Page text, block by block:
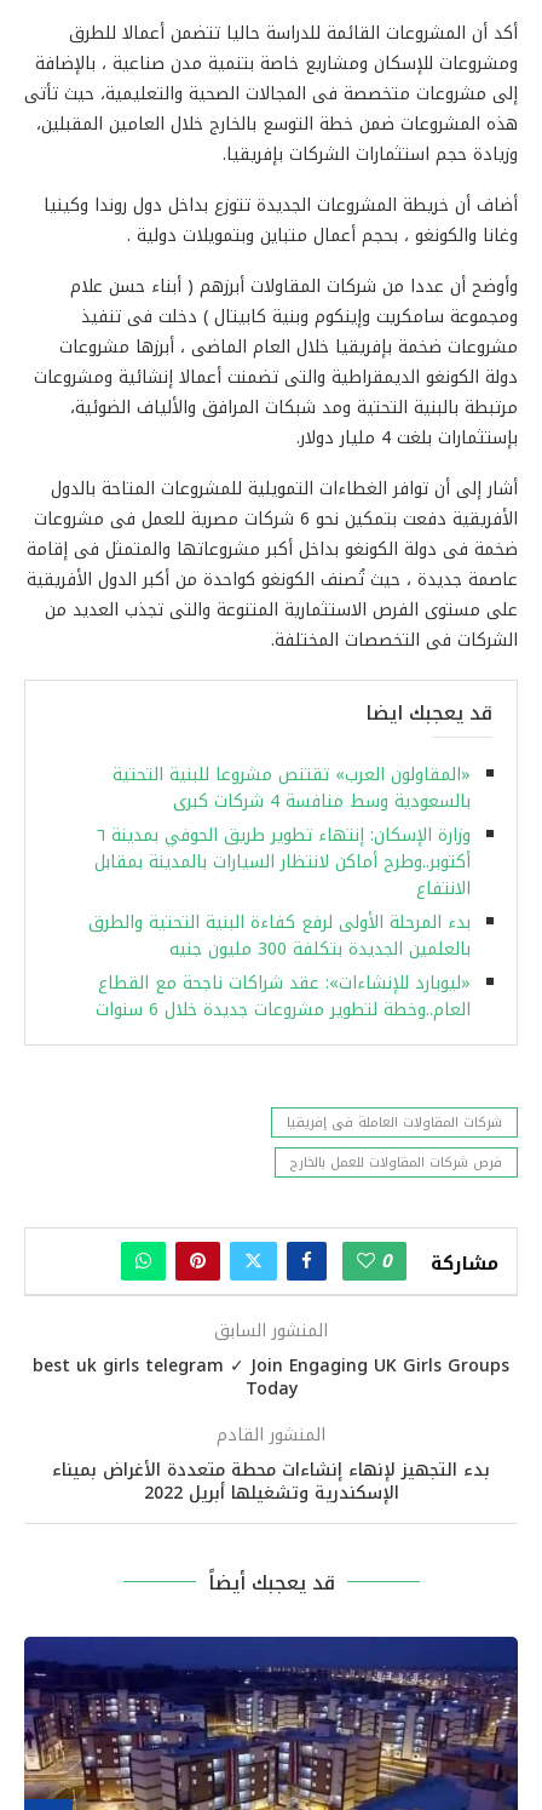
أكد أن المشروعات القائمة للدراسة حاليا تتضمن أعمالا للطرق
ومشروعات للإسكان ومشاريع خاصة بتنمية مدن صناعية ، بالإضافة
إلى مشروعات متخصصة فى المجالات الصحية والتعليمية، حيث تأتى
هذه المشروعات ضمن خطة التوسع بالخارج خلال العامين المقبلين،
وزيادة حجم استثمارات الشركات بإفريقيا.
أضاف أن خريطة المشروعات الجديدة تتوزع بداخل دول روندا وكينيا
وغانا والكونغو ، بحجم أعمال متباين وبتمويلات دولية .
وأوضح أن عددا من شركات المقاولات أبرزهم ( أبناء حسن علام
ومجموعة سامكريت وإينكوم وبنية كابيتال ) دخلت فى تنفيذ
مشروعات ضخمة بإفريقيا خلال العام الماضى ، أبرزها مشروعات
دولة الكونغو الديمقراطية والتى تضمنت أعمالا إنشائية ومشروعات
مرتبطة بالبنية التحتية ومد شبكات المرافق والألياف الضوئية،
بإستثمارات بلغت 4 مليار دولار.
أشار إلى أن توافر الغطاءات التمويلية للمشروعات المتاحة بالدول
الأفريقية دفعت بتمكين نحو 6 شركات مصرية للعمل فى مشروعات
ضخمة فى دولة الكونغو بداخل أكبر مشروعاتها والمتمثل فى إقامة
عاصمة جديدة ، حيث تُصنف الكونغو كواحدة من أكبر الدول الأفريقية
على مستوى الفرص الاستثمارية المتنوعة والتى تجذب العديد من
الشركات فى التخصصات المختلفة.
قد يعجبك ايضا
«المقاولون العرب» تقتنص مشروعا للبنية التحتية
بالسعودية وسط منافسة 4 شركات كبرى
وزارة الإسكان: إنتهاء تطوير طريق الحوفي بمدينة ٦
أكتوبر..وطرح أماكن لانتظار السيارات بالمدينة بمقابل
الانتفاع
بدء المرحلة الأولى لرفع كفاءة البنية التحتية والطرق
بالعلمين الجديدة بتكلفة 300 مليون جنيه
«ليوبارد للإنشاءات»: عقد شراكات ناجحة مع القطاع
العام..وخطة لتطوير مشروعات جديدة خلال 6 سنوات
شركات المقاولات العاملة فى إفريقيا
فرص شركات المقاولات للعمل بالخارج
مشاركة 0
المنشور السابق
best uk girls telegram ✓ Join Engaging UK Girls Groups
Today
المنشور القادم
بدء التجهيز لإنهاء إنشاءات محطة متعددة الأغراض بميناء
الإسكندرية وتشغيلها أبريل 2022
قد يعجبك أيضاً